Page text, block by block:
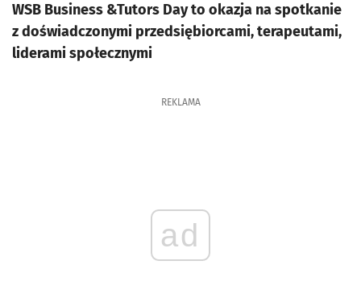
WSB Business &Tutors Day to okazja na spotkanie
z doświadczonymi przedsiębiorcami, terapeutami,
liderami społecznymi
REKLAMA
ad